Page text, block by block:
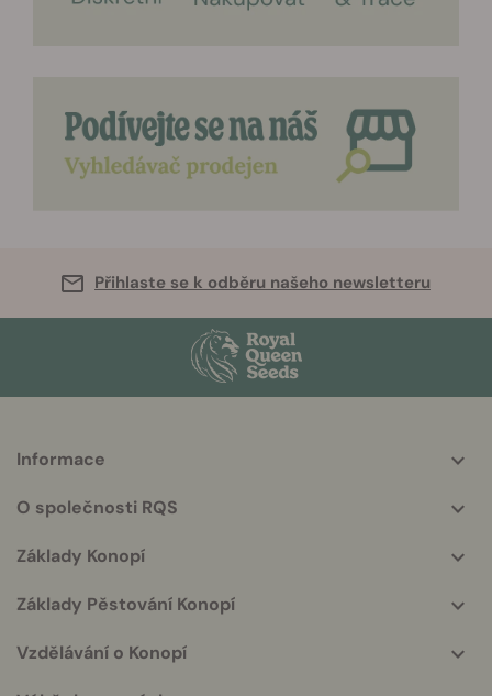
Přihlaste se k odběru našeho newsletteru
info
Informace
O společnosti RQS
Základy Konopí
Základy Pěstování Konopí
Vzdělávání o Konopí